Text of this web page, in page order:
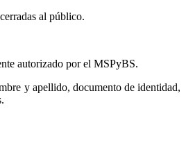
al público.
autorizado por el MSPyBS.
y apellido, documento de identidad,